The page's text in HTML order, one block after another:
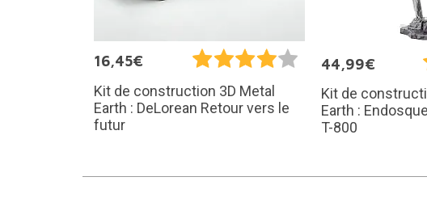
16,45€
Kit de construction 3D Metal
Earth : DeLorean Retour vers le
futur
44,99€
Kit de
Earth :
T-800